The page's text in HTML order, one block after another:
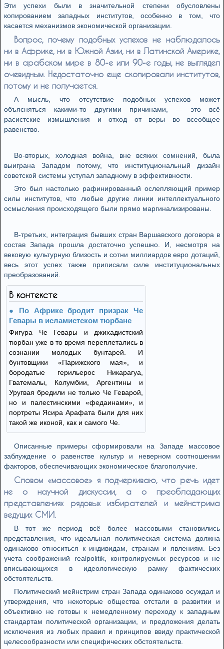
Эти успехи были в значительной степени обусловлены
копированием западных институтов, особенно в том, что
касается механизмов экономической организации.
Вопрос, почему подобных успехов не наблюдалось
ни в Африке, ни в Южной Азии, ни в Латинской Америке,
ни в арабском мире в 80-е или 90-е годы, не выглядел
очевидным. Недостаточно еще скопировали институтов,
потому и не получается.
А мысль, что отсутствие подобных успехов может
объясняться какими-то другими причинами, — это всё
расистские измышления и отход от веры во всеобщее
равенство.
Во-вторых, холодная война, вне всяких сомнений, была
выиграна Западом потому, что институциональный дизайн
советской системы уступал западному в эффективности.
Это был настолько рафинированный ослепляющий пример
силы институтов, что любые другие линии интеллектуального
осмысления происходящего были прямо маргинализированы.
В-третьих, интеграция бывших стран Варшавского договора в
состав Запада прошла достаточно успешно. И, несмотря на
вековую культурную близость и сотни миллиардов евро дотаций,
весь этот успех также приписали силе институциональных
преобразований.
В контексте
По Африке бродит призрак Че
Гевары в исламистском тюрбане
Фигура Че Гевары и джихадистский
тюрбан уже в то время переплетались в
сознании молодых бунтарей. И
бунтовщики «Парижского мая», и
бородатые герильерос Никарагуа,
Гватемалы, Колумбии, Аргентины и
Уругвая бредили не только Че Геварой,
но и палестинскими «федаинами», и
портреты Ясира Арафата были для них
такой же иконой, как и самого Че.
Описанные примеры сформировали на Западе массовое
заблуждение о равенстве культур и неверном соотношении
факторов, обеспечивающих экономическое благополучие.
Словом «массовое» я подчеркиваю, что речь идет
не о научной дискуссии, а о преобладающих
представлениях рядовых избирателей и мейнстрима
ведущих СМИ.
В тот же период всё более массовыми становились
представления, что идеальная политическая система должна
одинаково относиться к индивидам, странам и явлениям. Без
учета соображений realpolitik, контролируемых ресурсов и не
вписывающихся в идеологическую рамку фактических
обстоятельств.
Политический мейнстрим стран Запада одинаково осуждал и
утверждения, что некоторые общества отстали в развитии и
объективно не готовы к немедленному переходу к западным
стандартам политической организации, и предложения делать
исключения из любых правил и принципов ввиду практической
целесообразности или специфических обстоятельств.